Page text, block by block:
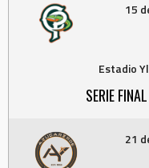
15
Estadio
SERIE
21